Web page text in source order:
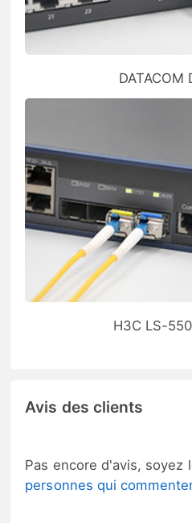
DATACOM
H3C LS-
Avis des clients
Pas encore d'avis, soyez
personnes qui